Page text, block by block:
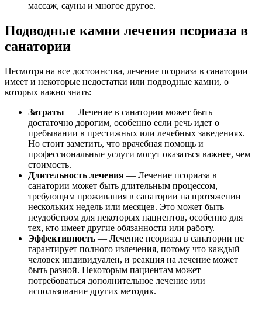
массаж, сауны и многое другое.
Подводные камни лечения псориаза в
санатории
Несмотря на все достоинства, лечение псориаза в санатории
имеет и некоторые недостатки или подводные камни, о
которых важно знать:
Затраты — Лечение в санатории может быть
достаточно дорогим, особенно если речь идет о
пребывании в престижных или лечебных заведениях.
Но стоит заметить, что врачебная помощь и
профессиональные услуги могут оказаться важнее, чем
стоимость.
Длительность лечения — Лечение псориаза в
санатории может быть длительным процессом,
требующим проживания в санатории на протяжении
нескольких недель или месяцев. Это может быть
неудобством для некоторых пациентов, особенно для
тех, кто имеет другие обязанности или работу.
Эффективность — Лечение псориаза в санатории не
гарантирует полного излечения, потому что каждый
человек индивидуален, и реакция на лечение может
быть разной. Некоторым пациентам может
потребоваться дополнительное лечение или
использование других методик.